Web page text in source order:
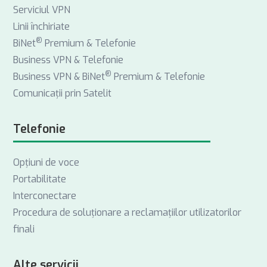
Serviciul VPN
Linii închiriate
BiNet® Premium & Telefonie
Business VPN & Telefonie
Business VPN & BiNet® Premium & Telefonie
Comunicații prin Satelit
Telefonie
Opţiuni de voce
Portabilitate
Interconectare
Procedura de soluționare a reclamațiilor utilizatorilor
finali